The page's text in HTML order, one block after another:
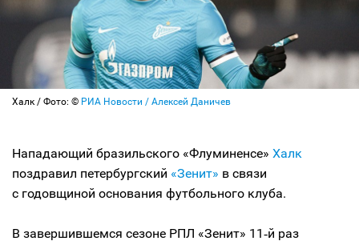
Халк / Фото: © РИА Новости / Алексей Даничев
Нападающий бразильского «Флуминенсе» Халк
поздравил петербургский «Зенит» в связи
с годовщиной основания футбольного клуба.
В завершившемся сезоне РПЛ «Зенит» 11‑й раз